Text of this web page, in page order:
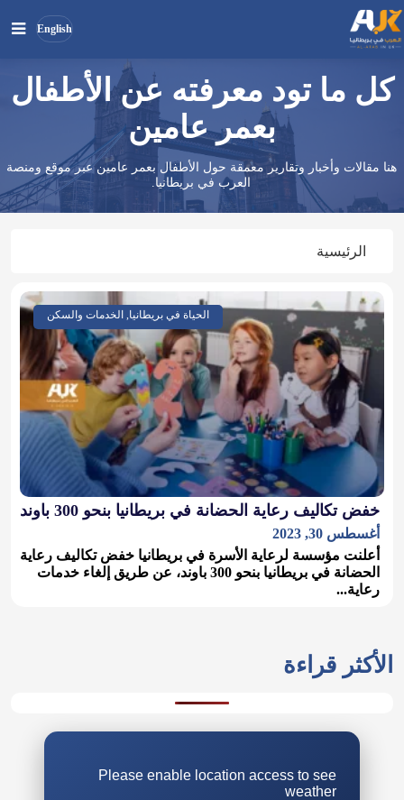
English
ابحث
بحث
كل ما تود معرفته عن الأطفال
بعمر عامين
هنا مقالات وأخبار وتقارير معمقة حول الأطفال بعمر عامين عبر موقع ومنصة
العرب في بريطانيا.
الرئيسية
الحياة في بريطانيا, الخدمات والسكن
خفض تكاليف رعاية الحضانة في بريطانيا بنحو 300 باوند
أغسطس 30, 2023
أعلنت مؤسسة لرعاية الأسرة في بريطانيا خفض تكاليف رعاية
الحضانة في بريطانيا بنحو 300 باوند، عن طريق إلغاء خدمات
رعاية...
الأكثر قراءة
Please enable location access to see
weather